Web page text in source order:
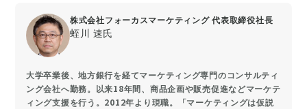
株式会社フォーカスマーケティング 代表取締役社長
蛭川 速氏
大学卒業後、地方銀行を経てマーケティング専門のコンサルティ
ング会社へ勤務。以来18年間、商品企画や販売促進などマーケテ
ィング支援を行う。2012年より現職。「マーケティングは仮説